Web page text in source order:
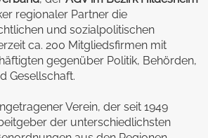
regionaler Partner die
und sozialpolitischen
ca. 200 Mitgliedsfirmen mit
gegenüber Politik, Behörden,
Gesellschaft.
Verein, der seit 1949
der unterschiedlichsten